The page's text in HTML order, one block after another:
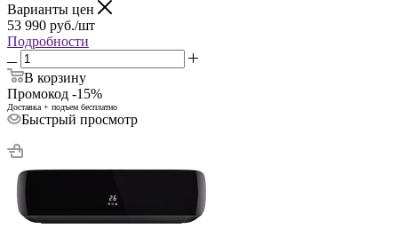
Варианты цен
53 990 руб./шт
Подробности
В корзину
Промокод -15%
Доставка + подъем бесплатно
Быстрый просмотр